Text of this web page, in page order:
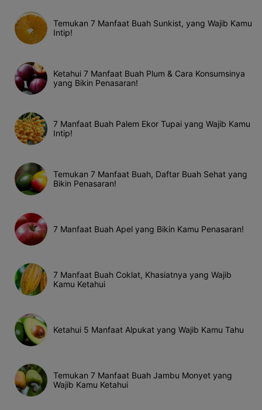
Temukan 7 Manfaat Buah Sunkist, yang Wajib Kamu
Intip!
Ketahui 7 Manfaat Buah Plum & Cara Konsumsinya
yang Bikin Penasaran!
7 Manfaat Buah Palem Ekor Tupai yang Wajib Kamu
Intip!
Temukan 7 Manfaat Buah, Daftar Buah Sehat yang
Bikin Penasaran!
7 Manfaat Buah Apel yang Bikin Kamu Penasaran!
7 Manfaat Buah Coklat, Khasiatnya yang Wajib
Kamu Ketahui
Ketahui 5 Manfaat Alpukat yang Wajib Kamu Tahu
Temukan 7 Manfaat Buah Jambu Monyet yang
Wajib Kamu Ketahui